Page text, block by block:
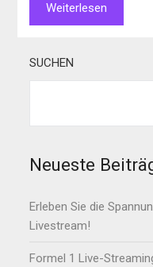
Weiterlesen
SUCHEN
Neueste
Erleben Sie die
Livestream!
Formel 1 Live-